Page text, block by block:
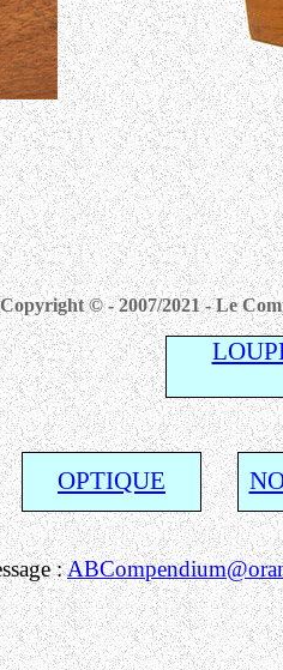
Copyright © - 2007/2021 - Le
OPTIQUE
: